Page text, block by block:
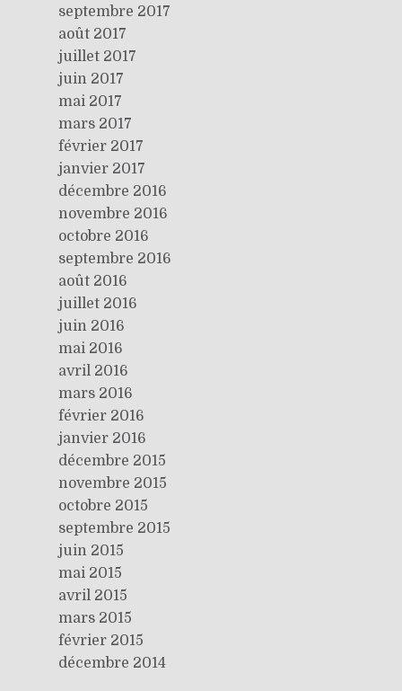
septembre 2017
août 2017
juillet 2017
juin 2017
mai 2017
mars 2017
février 2017
janvier 2017
décembre 2016
novembre 2016
octobre 2016
septembre 2016
août 2016
juillet 2016
juin 2016
mai 2016
avril 2016
mars 2016
février 2016
janvier 2016
décembre 2015
novembre 2015
octobre 2015
septembre 2015
juin 2015
mai 2015
avril 2015
mars 2015
février 2015
décembre 2014